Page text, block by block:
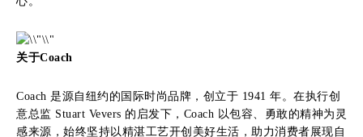
关于Coach
Coach 是源自纽约的国际时尚品牌，创立于 1941 年。在执行创
意总监 Stuart Vevers 的启发下，Coach 以包容、勇敢的精神为灵
感来源，始终坚持以精湛工艺开创美好生活，助力消费者展现自